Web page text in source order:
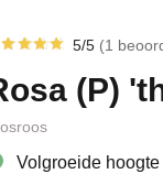
5/5 1
(P)
Volgroeide